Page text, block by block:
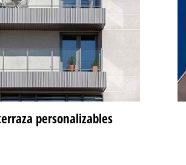
personalizables